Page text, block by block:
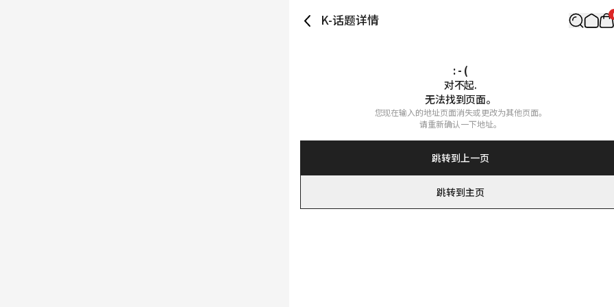
K-话题详情
: - (
对不起.
无法找到页面。
您现在输入的地址页面消失或更改为其他页面。
请重新确认一下地址。
跳转到上一页
跳转到主页